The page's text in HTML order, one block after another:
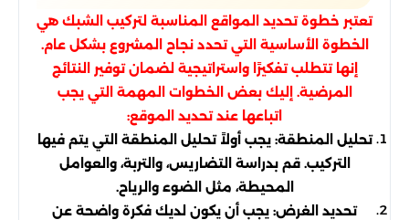
تعتبر خطوة تحديد المواقع المناسبة لتركيب الشبك هي
الخطوة الأساسية التي تحدد نجاح المشروع بشكل عام.
إنها تتطلب تفكيرًا واستراتيجية لضمان توفير النتائج
المرضية. إليك بعض الخطوات المهمة التي يجب
اتباعها عند تحديد الموقع:
تحليل المنطقة: يجب أولاً تحليل المنطقة التي يتم فيها
التركيب. قم بدراسة التضاريس، والتربة، والعوامل
المحيطة، مثل الضوء والرياح.
تحديد الغرض: يجب أن يكون لديك فكرة واضحة عن